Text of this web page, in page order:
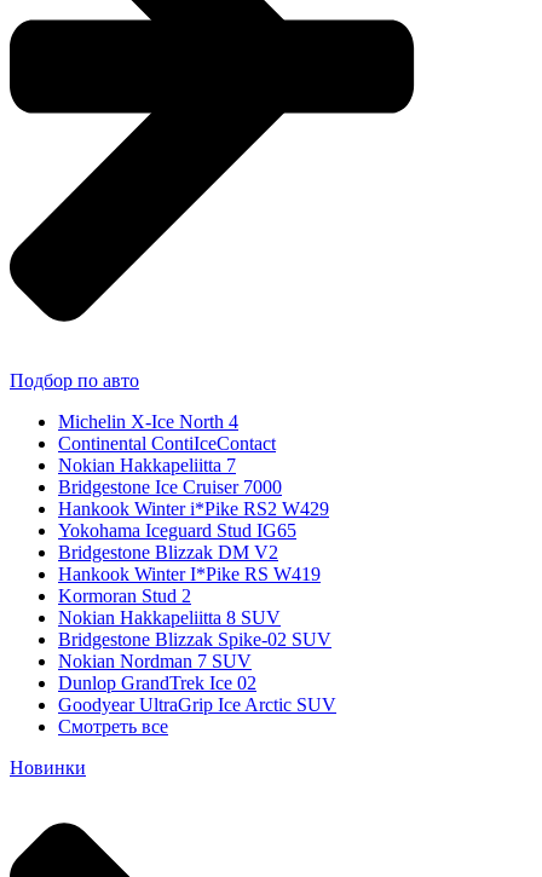
Подбор по авто
Michelin X-Ice North 4
Continental ContiIceContact
Nokian Hakkapeliitta 7
Bridgestone Ice Cruiser 7000
Hankook Winter i*Pike RS2 W429
Yokohama Iceguard Stud IG65
Bridgestone Blizzak DM V2
Hankook Winter I*Pike RS W419
Kormoran Stud 2
Nokian Hakkapeliitta 8 SUV
Bridgestone Blizzak Spike-02 SUV
Nokian Nordman 7 SUV
Dunlop GrandTrek Ice 02
Goodyear UltraGrip Ice Arctic SUV
Смотреть все
Новинки